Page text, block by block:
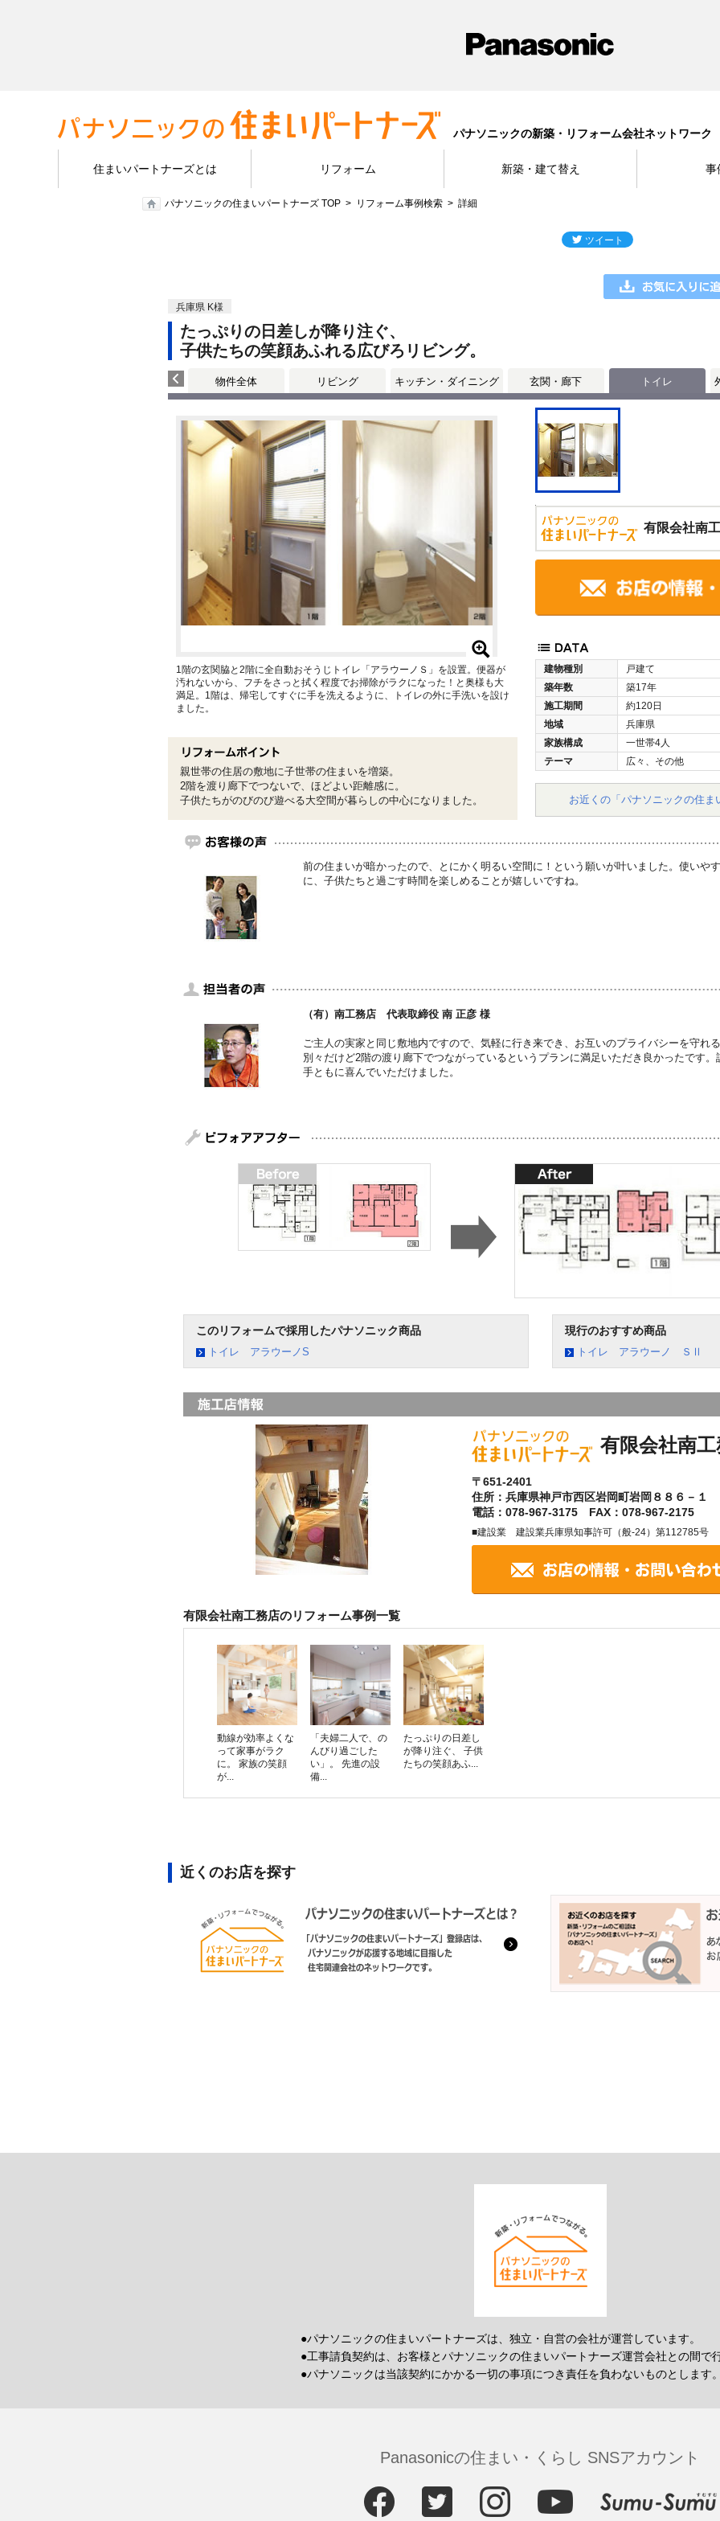
パナソニックの新築・リフォーム会社ネットワーク
住まいパートナーズとは リフォーム 新築・建て替え 事
パナソニックの住まいパートナーズ TOP リフォーム事例検索 詳細
兵庫県 K様
たっぷりの日差しが降り注ぐ、
子供たちの笑顔あふれる広びろリビング。
物件全体 リビング キッチン・ダイニング 玄関・廊下 トイレ
有限会社南
建物種別
戸建て
築年数
築17年
施工期間
約120日
地域
兵庫県
家族構成
一世帯4人
テーマ
広々、その他
お近くの「パナソニックの住
1階の玄関脇と2階に全自動おそうじトイレ「アラウーノＳ」を設置。便器が
汚れないから、フチをさっと拭く程度でお掃除がラクになった！と奥様も大
満足。1階は、帰宅してすぐに手を洗えるように、トイレの外に手洗いを設け
ました。
親世帯の住居の敷地に子世帯の住まいを増築。
2階を渡り廊下でつないで、ほどよい距離感に。
子供たちがのびのび遊べる大空間が暮らしの中心になりました。
前の住まいが暗かったので、とにかく明るい空間に！という願いが叶いました。使いや
に、子供たちと過ごす時間を楽しめることが嬉しいですね。
（有）南工務店 代表取締役 南 正彦 様
ご主人の実家と同じ敷地内ですので、気軽に行き来でき、お互いのプライバシーを守れ
別々だけど2階の渡り廊下でつながっているというプランに満足いただき良かったです
手ともに喜んでいただけました。
このリフォームで採用したパナソニック商品
トイレ アラウーノS
現行のおすすめ商品
トイレ アラウーノ ＳⅡ
有限会社南
〒651-2401
住所：兵庫県神戸市西区岩岡町岩岡８８６－１
電話：078-967-3175 FAX：078-967-2175
■建設業 建設業兵庫県知事許可（般-24）第112785号
有限会社南工務店のリフォーム事例一覧
動線が効率よくな
って家事がラク
に。 家族の笑顔
が...
「夫婦二人で、の
んびり過ごした
い」。 先進の設
備...
たっぷりの日差し
が降り注ぐ、 子供
たちの笑顔あふ...
近くのお店を探す
●パナソニックの住まいパートナーズは、独立・自営の会社が運営しています。
●工事請負契約は、お客様とパナソニックの住まいパートナーズ運営会社との間で
●パナソニックは当該契約にかかる一切の事項につき責任を負わないものとします
Panasonicの住まい・くらし SNSアカウント